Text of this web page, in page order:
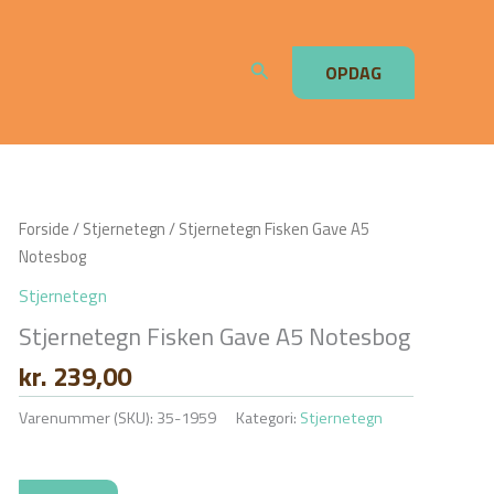
Søg OPDAG
Forside/Stjernetegn/ Stjernetegn Fisken Gave A5
Notesbog
Stjernetegn
Stjernetegn Fisken Gave A5 Notesbog
kr. 239,00
Varenummer (SKU): 35-1959 Kategori: Stjernetegn